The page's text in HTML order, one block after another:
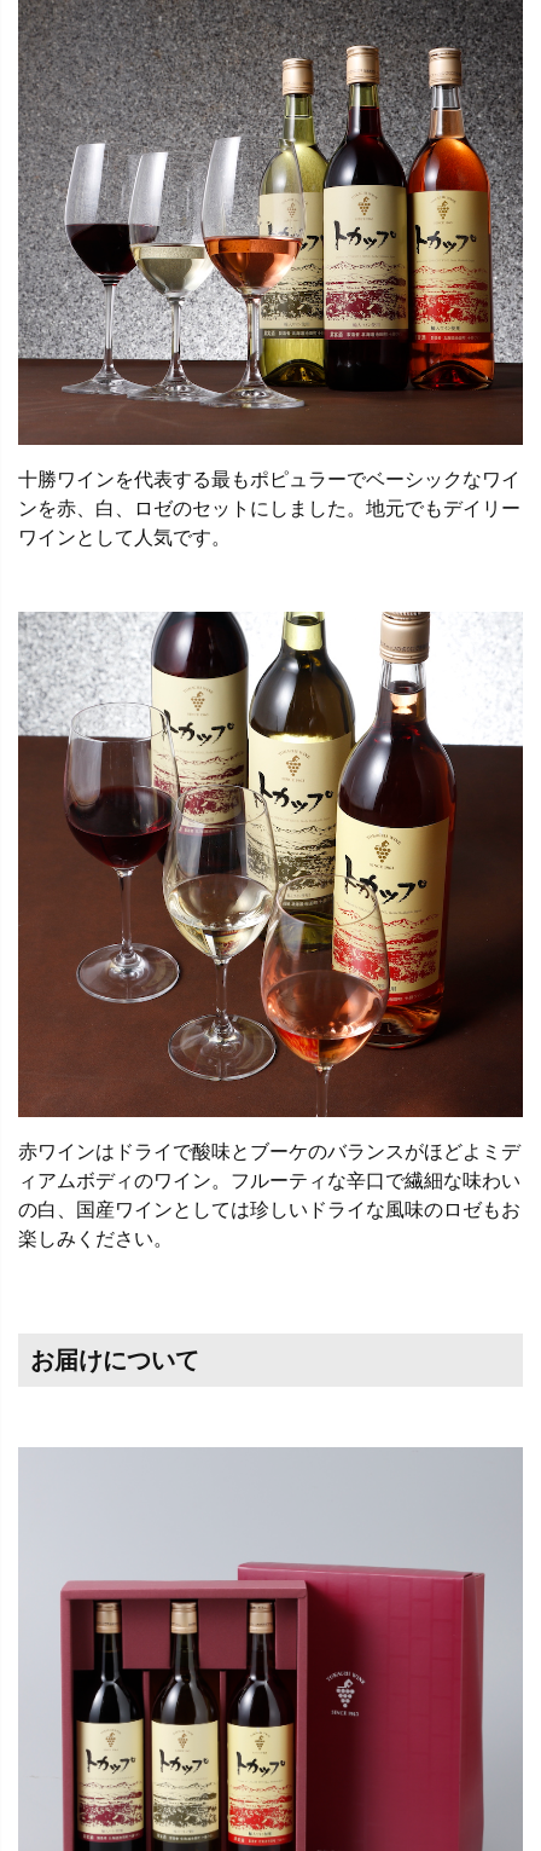
十勝ワインを代表する最もポピュラーでベーシックなワイ
ンを赤、白、ロゼのセットにしました。地元でもデイリー
ワインとして人気です。
赤ワインはドライで酸味とブーケのバランスがほどよミデ
ィアムボディのワイン。フルーティな辛口で繊細な味わい
の白、国産ワインとしては珍しいドライな風味のロゼもお
楽しみください。
お届けについて